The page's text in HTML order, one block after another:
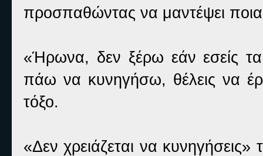
προσπαθώντας να μαντέψει
«Ήρωνα, δεν ξέρω εάν εσείς
πάω να κυνηγήσω, θέλεις να
τόξο.
«Δεν χρειάζεται να